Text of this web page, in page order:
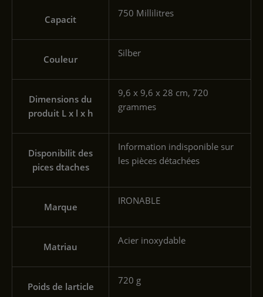
Capacit
‎750 Millilitres
Couleur
‎Silber
Dimensions du
produit L x l x h
‎9,6 x 9,6 x 28 cm, 720
grammes
Disponibilit des
pices dtaches
‎Information indisponible sur
les pièces détachées
Marque
‎IRONABLE
Matriau
‎Acier inoxydable
Poids de larticle
‎720 g